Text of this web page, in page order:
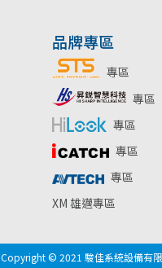
品牌專區
專區
專區
專區
專區
專區
XM 雄邁專區
Copyright © 2021 駿佳系統設備有